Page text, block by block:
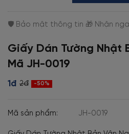
Giấy Dán Tường Nhật
Mã JH-0019
1đ 2đ -50%
Mã sản phẩm: JH-0019